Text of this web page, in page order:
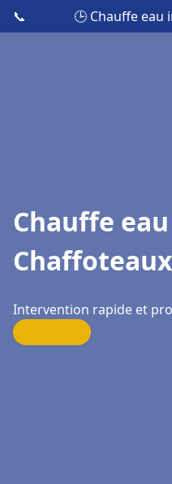
📞 🕒 Chauffe eau
Chauffe
Intervention rapide et